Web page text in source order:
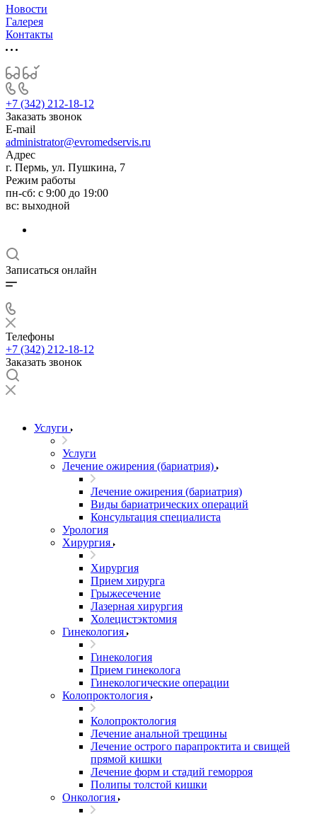
Новости
Галерея
Контакты
+7 (342) 212-18-12
Заказать звонок
E-mail
administrator@evromedservis.ru
Адрес
г. Пермь, ул. Пушкина, 7
Режим работы
пн-сб: с 9:00 до 19:00
вс: выходной
Записаться онлайн
Телефоны
+7 (342) 212-18-12
Заказать звонок
Услуги
Услуги
Лечение ожирения (бариатрия)
Лечение ожирения (бариатрия)
Виды бариатрических операций
Консультация специалиста
Урология
Хирургия
Хирургия
Прием хирурга
Грыжесечение
Лазерная хирургия
Холецистэктомия
Гинекология
Гинекология
Прием гинеколога
Гинекологические операции
Колопроктология
Колопроктология
Лечение анальной трещины
Лечение острого парапроктита и свищей
прямой кишки
Лечение форм и стадий геморроя
Полипы толстой кишки
Онкология